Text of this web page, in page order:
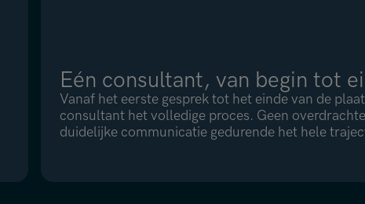
Eén consultant, van begin tot
Vanaf het eerste gesprek tot het einde van de
consultant het volledige proces. Geen
duidelijke communicatie gedurende het hele